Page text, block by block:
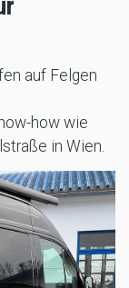
auf Felgen
how wie
in Wien.